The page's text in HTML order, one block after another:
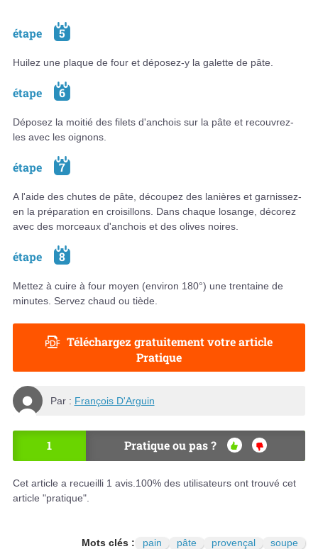
étape 5
Huilez une plaque de four et déposez-y la galette de pâte.
étape 6
Déposez la moitié des filets d'anchois sur la pâte et recouvrez-
les avec les oignons.
étape 7
A l'aide des chutes de pâte, découpez des lanières et garnissez-
en la préparation en croisillons. Dans chaque losange, décorez
avec des morceaux d'anchois et des olives noires.
étape 8
Mettez à cuire à four moyen (environ 180°) une trentaine de
minutes. Servez chaud ou tiède.
Téléchargez gratuitement votre article
Pratique
Par : François D'Arguin
1 Pratique ou pas ?
OU
NO
N
Cet article a recueilli 1 avis. 100% des utilisateurs ont trouvé cet
article "pratique".
Mots clés : pain pâte provençal soupe